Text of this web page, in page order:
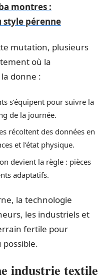
montres :
style pérenne
mutation, plusieurs
où la
donne :
s’équipent pour suivre la
de la journée.
récoltent des données en
et l’état physique.
devient la règle : pièces
adaptatifs.
la technologie
les industriels et
fertile pour
industrie textile